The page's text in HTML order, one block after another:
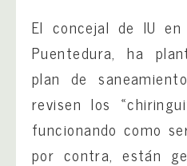
El concejal de IU en
Puentedura, ha
plan de
revisen los
funcionando como
por contra, están